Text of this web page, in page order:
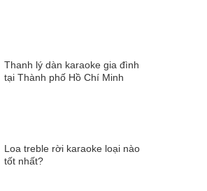
Thanh lý dàn karaoke gia đình
tại Thành phố Hồ Chí Minh
Loa treble rời karaoke loại nào
tốt nhất?